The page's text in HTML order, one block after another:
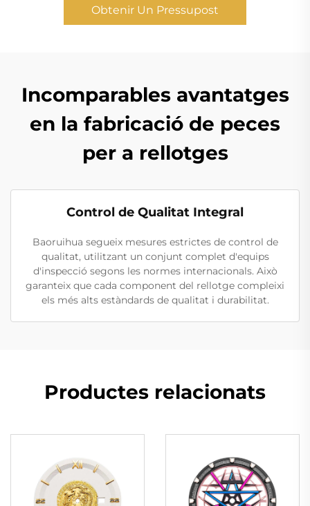
Obtenir Un Pressupost
Incomparables avantatges
en la fabricació de peces
per a rellotges
Control de Qualitat Integral
Baoruihua segueix mesures estrictes de control de
qualitat, utilitzant un conjunt complet d'equips
d'inspecció segons les normes internacionals. Això
garanteix que cada component del rellotge compleixi
els més alts estàndards de qualitat i durabilitat.
Productes relacionats